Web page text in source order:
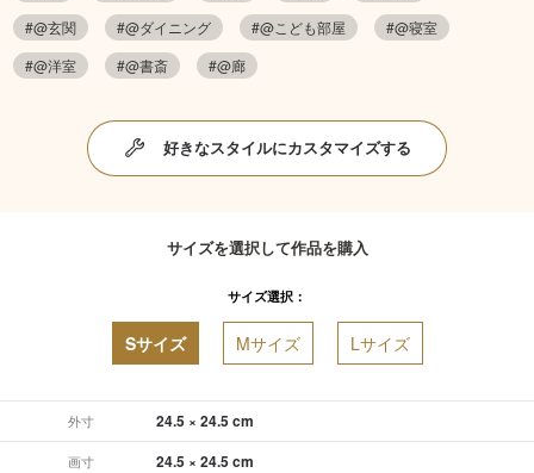
#@玄関
#@ダイニング #@こども部屋
#@寝室
#@洋室
#@書斎 #@廊
好きなスタイルにカスタマイズする
サイズを選択して作品を購入
サイズ選択：
Sサイズ Mサイズ Lサイズ
外寸 24.5 × 24.5 cm
画寸 24.5 × 24.5 cm